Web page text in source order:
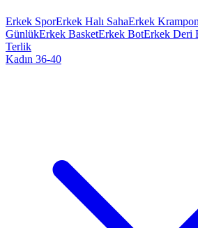
Erkek SporErkek Halı SahaErkek Krampon
GünlükErkek BasketErkek BotErkek Deri
Terlik
Kadın 36-40